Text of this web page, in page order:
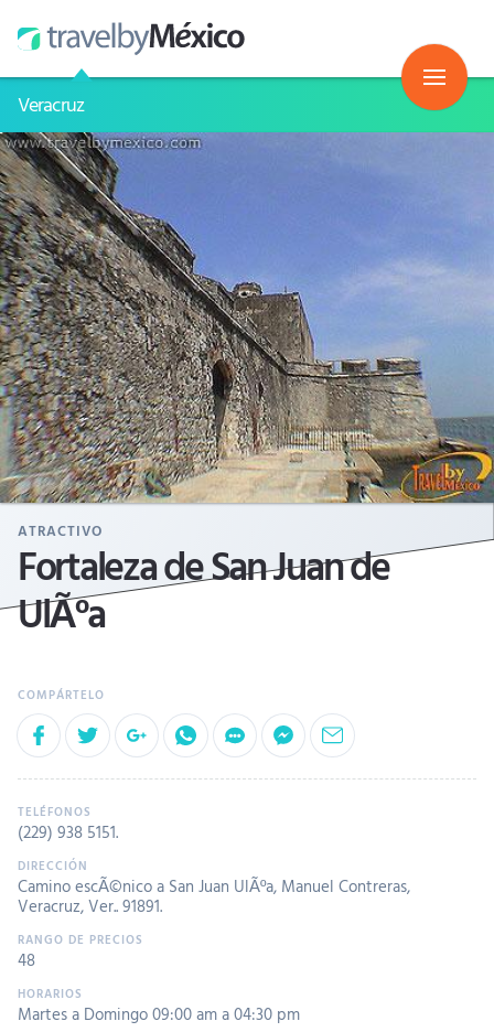
Veracruz
ATRACTIVO
Fortaleza de San Juan de
UlÃºa
(229) 938 5151.
Camino escÃ©nico a San Juan UlÃºa, Manuel Contreras,
Veracruz, Ver.. 91891.
48
Martes a Domingo 09:00 am a 04:30 pm